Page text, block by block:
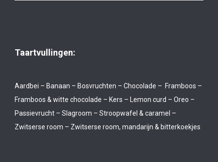
Taartvullingen:
Aardbei – Banaan – Bosvruchten – Chocolade – Framboos –
Framboos & witte chocolade – Kers – Lemon curd – Oreo –
Passievrucht – Slagroom – Stroopwafel & caramel –
Zwitserse room – Zwitserse room, mandarijn & bitterkoekjes